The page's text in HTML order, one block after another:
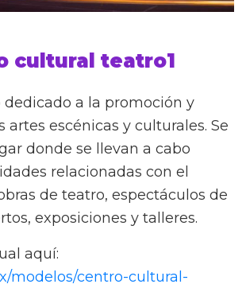
cultural teatro1
dedicado a la promoción y
artes escénicas y culturales. Se
donde se llevan a cabo
relacionadas con el
de teatro, espectáculos de
exposiciones y talleres.
aquí:
modelos/centro-cultural-